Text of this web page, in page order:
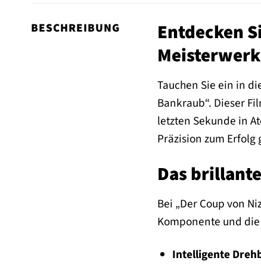
BESCHREIBUNG
Entdecken
Tauchen Sie ein in
Bankraub“. Dieser
letzten Sekunde in
Präzision zum
Das
Bei „Der Coup von
Komponente und
Intelligente